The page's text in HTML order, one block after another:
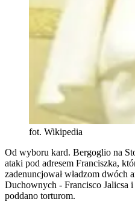
fot. Wikipedia
Od wyboru kard. Bergoglio na
ataki pod adresem Franciszka,
zadenuncjował władzom dwóch
Duchownych - Francisco Jalicsa
poddano torturom.